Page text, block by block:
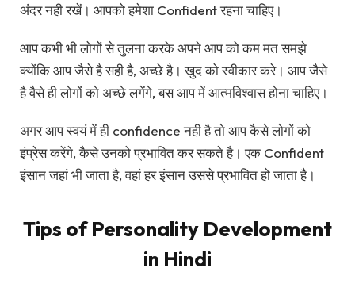
अंदर नही रखें। आपको हमेशा Confident रहना चाहिए।
आप कभी भी लोगों से तुलना करके अपने आप को कम मत समझे
क्योंकि आप जैसे है सही है, अच्छे है। खुद को स्वीकार करे। आप जैसे
है वैसे ही लोगों को अच्छे लगेंगे, बस आप में आत्मविश्वास होना चाहिए।
अगर आप स्वयं में ही confidence नही है तो आप कैसे लोगों को
इंप्रेस करेंगे, कैसे उनको प्रभावित कर सकते है। एक Confident
इंसान जहां भी जाता है, वहां हर इंसान उससे प्रभावित हो जाता है।
Tips of Personality Development
in Hindi